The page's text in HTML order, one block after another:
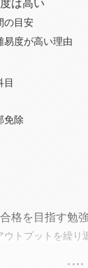
は高い
の目安
易度が高い理由
目
免除
格を目指す勉
ウトプットを繰り